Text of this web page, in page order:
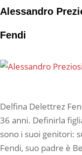
Alessandro
Fendi
Delfina Delettrez
36 anni. Definirla
sono i suoi genitori:
Fendi, suo padre è